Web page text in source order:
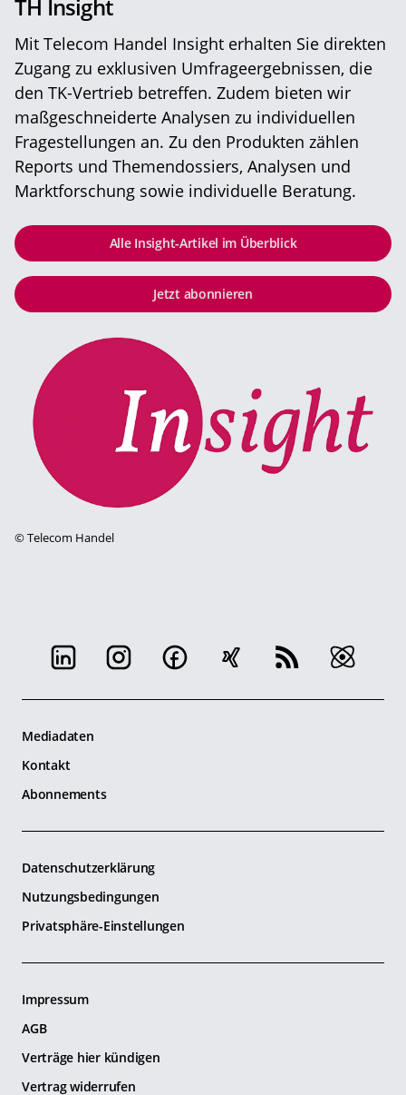
©Telecom Handel
TH Insight
Mit Telecom Handel Insight erhalten Sie direkten
Zugang zu exklusiven Umfrageergebnissen, die
den TK-Vertrieb betreffen. Zudem bieten wir
maßgeschneiderte Analysen zu individuellen
Fragestellungen an. Zu den Produkten zählen
Reports und Themendossiers, Analysen und
Marktforschung sowie individuelle Beratung.
Alle Insight-Artikel im Überblick
Jetzt abonnieren
Mediadaten
Kontakt
Abonnements
Datenschutzerklärung
Nutzungsbedingungen
Privatsphäre-Einstellungen
Impressum
AGB
Verträge hier kündigen
Vertrag widerrufen